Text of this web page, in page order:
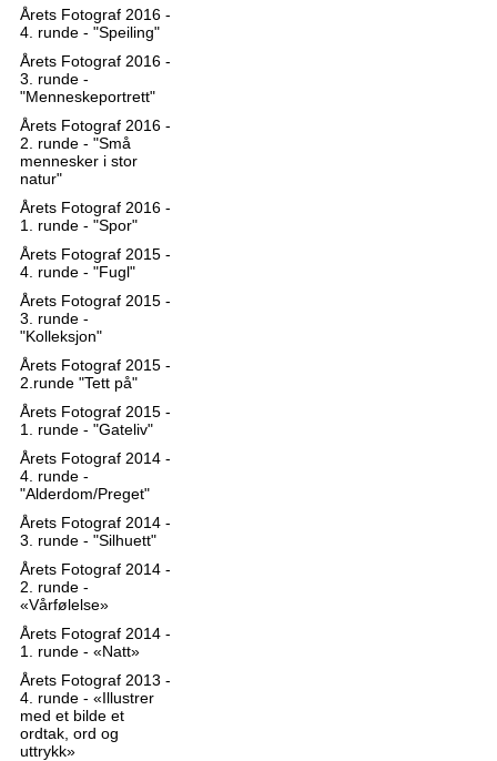
Årets Fotograf 2016 -
4. runde - "Speiling"
Årets Fotograf 2016 -
3. runde -
"Menneskeportrett"
Årets Fotograf 2016 -
2. runde - "Små
mennesker i stor
natur"
Årets Fotograf 2016 -
1. runde - "Spor"
Årets Fotograf 2015 -
4. runde - "Fugl"
Årets Fotograf 2015 -
3. runde -
"Kolleksjon"
Årets Fotograf 2015 -
2.runde "Tett på"
Årets Fotograf 2015 -
1. runde - "Gateliv"
Årets Fotograf 2014 -
4. runde -
"Alderdom/Preget"
Årets Fotograf 2014 -
3. runde - "Silhuett"
Årets Fotograf 2014 -
2. runde -
«Vårfølelse»
Årets Fotograf 2014 -
1. runde - «Natt»
Årets Fotograf 2013 -
4. runde - «Illustrer
med et bilde et
ordtak, ord og
uttrykk»